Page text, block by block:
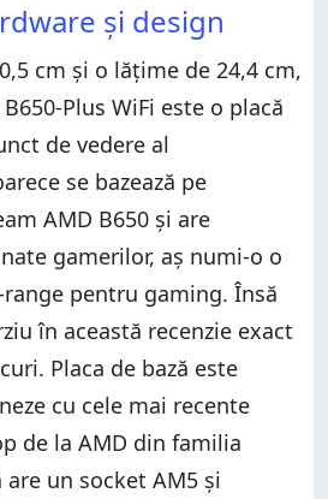
și design
cm și o lățime de 24,4 cm,
Plus WiFi este o placă
de vedere al
se bazează pe
AMD B650 și are
gamerilor, aș numi-o o
pentru gaming. Însă
în această recenzie exact
Placa de bază este
cu cele mai recente
de la AMD din familia
are un socket AM5 și